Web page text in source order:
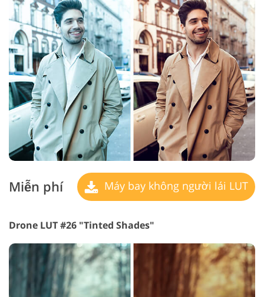
Miễn phí Máy bay không người lái LUT
Drone LUT #26 "Tinted Shades"